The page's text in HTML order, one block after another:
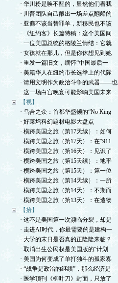
· 华川粉是唤不醒的，显然他们看我
· 川普团队自己酿出一场差点翻船的
· 亚裔不该当替罪羊，新移民也不该
· 《纽约客》长篇特稿：这个美国间
· 一位美国总统的格陵兰情结：它就
· 女孩就在那儿，但是你休想见到她
· 重发一篇旧文，缅怀“中国最后一
· 美籍华人在纽约市长选举上的代际
· 请用文明作为政治斗争的武器——也
· 这一场白宫晚宴可能影响美国未来
【视】
· 乌合之众：首都华盛顿的“No King
· 好莱坞科幻题材电影大盘点
· 横跨美国之旅（第17天续）：如何
· 横跨美国之旅（第17天）：在“911
· 横跨美国之旅（第16天）：见识了
· 横跨美国之旅（第15天续）：地平
· 横跨美国之旅（第15天）：第一位
· 横跨美国之旅（第14天续）：一所
· 横跨美国之旅（第14天）：不期而
· 横跨美国之旅（第13天）：在造物
【拾】
· 这不是美国第一次濒临分裂，却是
· 走进AI时代，你最需要的是建构一
· 大学的末日是否真的正隆隆来临？
· 取消出生公民权是美国版的“计划
· 美国为何变成了单打独斗的孤家寡
· “战争是政治的继续”，那么经济是
· 医学顶刊《柳叶刀》封面，只放了